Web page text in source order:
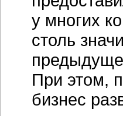
у многих
столь
При этом,
бизнес